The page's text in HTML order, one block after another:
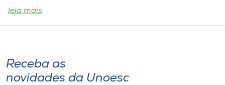
I.nova
leia mais
Receba as
novidades da Unoesc